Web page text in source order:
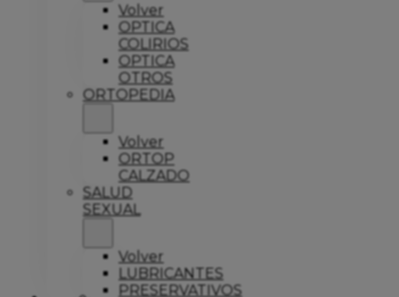
Volver
OPTICA
COLIRIOS
OPTICA
OTROS
ORTOPEDIA
Volver
ORTOP
CALZADO
SALUD
SEXUAL
Volver
LUBRICANTES
PRESERVATIVOS